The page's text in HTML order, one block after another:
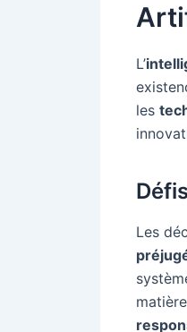
L’
les
Les